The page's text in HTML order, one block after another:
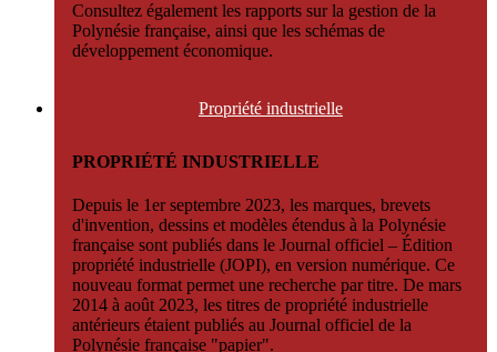
Consultez également les rapports sur la gestion de la
Polynésie française, ainsi que les schémas de
développement économique.
Propriété industrielle
PROPRIÉTÉ INDUSTRIELLE
Depuis le 1er septembre 2023, les marques, brevets
d'invention, dessins et modèles étendus à la Polynésie
française sont publiés dans le Journal officiel – Édition
propriété industrielle (JOPI), en version numérique. Ce
nouveau format permet une recherche par titre. De mars
2014 à août 2023, les titres de propriété industrielle
antérieurs étaient publiés au Journal officiel de la
Polynésie française "papier".